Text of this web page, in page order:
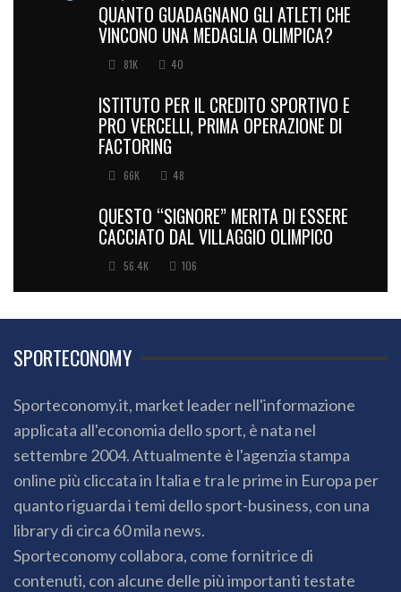
QUANTO GUADAGNANO GLI ATLETI CHE
VINCONO UNA MEDAGLIA OLIMPICA?
81K 40
ISTITUTO PER IL CREDITO SPORTIVO E
PRO VERCELLI, PRIMA OPERAZIONE DI
FACTORING
66K 48
QUESTO “SIGNORE” MERITA DI ESSERE
CACCIATO DAL VILLAGGIO OLIMPICO
56.4K 106
SPORTECONOMY
Sporteconomy.it, market leader nell'informazione
applicata all'economia dello sport, è nata nel
settembre 2004. Attualmente è l'agenzia stampa
online più cliccata in Italia e tra le prime in Europa per
quanto riguarda i temi dello sport-business, con una
library di circa 60 mila news.
Sporteconomy collabora, come fornitrice di
contenuti, con alcune delle più importanti testate